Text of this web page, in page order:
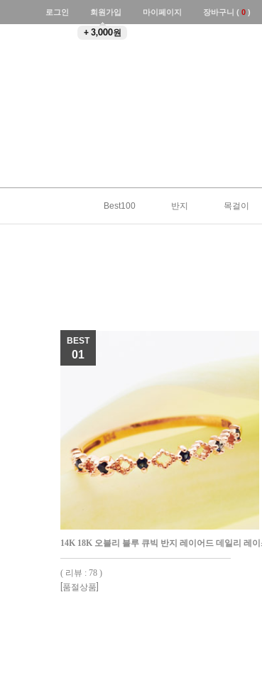
로그인 회원가입
+ 3,000원
마이페이지 장바구니 ( 0 )
Best100 반지 목걸이
BEST
01
14K 18K 오블리 블루 큐빅 반지 레이어드 데일리 레이
( 리뷰 : 78 )
[품절상품]